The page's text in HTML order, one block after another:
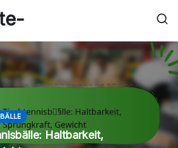
Haltbarkeit,